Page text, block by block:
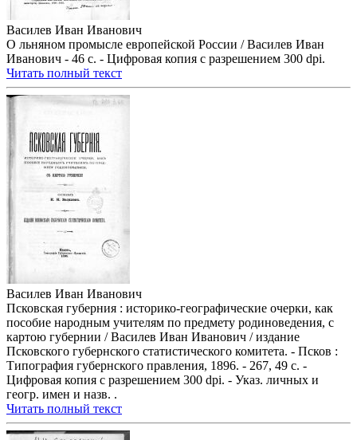
Василев Иван Иванович
О льняном промысле европейской России / Василев Иван
Иванович - 46 с. - Цифровая копия с разрешением 300 dpi.
Читать полный текст
Василев Иван Иванович
Псковская губерния : историко-географические очерки, как
пособие народным учителям по предмету родиноведения, с
картою губернии / Василев Иван Иванович / издание
Псковского губернского статистического комитета. - Псков :
Типография губернского правления, 1896. - 267, 49 с. -
Цифровая копия с разрешением 300 dpi. - Указ. личных и
геогр. имен и назв. .
Читать полный текст